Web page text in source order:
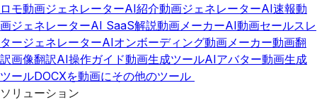
ロモ動画ジェネレーターAI紹介動画ジェネレーターAI速報動
画ジェネレーターAI SaaS解説動画メーカーAI動画セールスレ
タージェネレーターAIオンボーディング動画メーカー動画翻
訳画像翻訳AI操作ガイド動画生成ツールAIアバター動画生成
ツールDOCXを動画にその他のツール
ソリューション